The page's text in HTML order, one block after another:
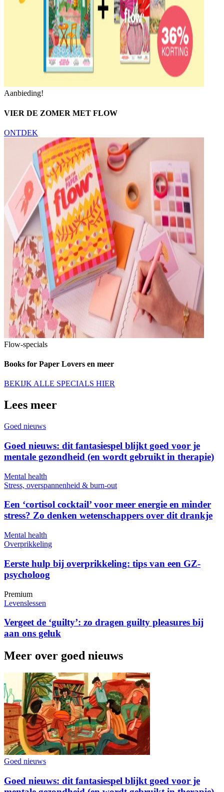
Aanbieding!
VIER DE ZOMER MET FLOW
ONTDEK
Flow-specials
Books for Paper Lovers en meer
BEKIJK ALLE SPECIALS HIER
Lees meer
Goed nieuws
Goed nieuws: dit fantasiespel blijkt goed voor je
mentale gezondheid (en wordt gebruikt in therapie)
Mental health
Stress, overspannenheid & burn-out
Een ‘cortisol cocktail’ voor meer energie en minder
stress? Zo denken wetenschappers over dit drankje
Mental health
Overprikkeling
Eerste hulp bij overprikkeling: tips van een GZ-
psycholoog
Premium
Levenslessen
Vergeet de ‘guilty’: zo dragen guilty pleasures bij
aan ons geluk
Meer over goed nieuws
Goed nieuws
Goed nieuws: dit fantasiespel blijkt goed voor je